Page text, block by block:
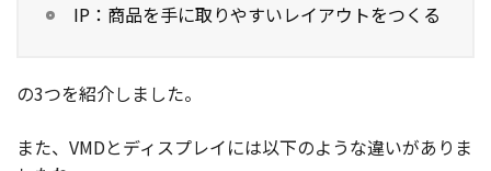
IP：商品を手に取りやすいレイアウトをつくる
の3つを紹介しました。
また、VMDとディスプレイには以下のような違いがありま